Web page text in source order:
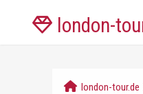
london-
london-tour.de